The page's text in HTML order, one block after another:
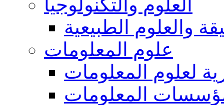
العلوم والتكنولوجيا
والعلوم الطبيعية
علوم المعلومات
لعلوم المعلومات
المعلومات